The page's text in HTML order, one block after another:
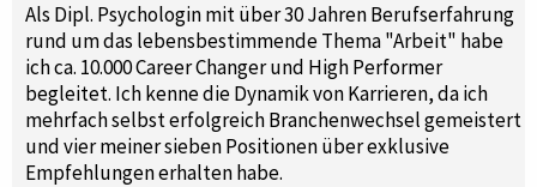
Als Dipl. Psychologin mit über 30 Jahren Berufserfahrung
rund um das lebensbestimmende Thema "Arbeit" habe
ich ca. 10.000 Career Changer und High Performer
begleitet. Ich kenne die Dynamik von Karrieren, da ich
mehrfach selbst erfolgreich Branchenwechsel gemeistert
und vier meiner sieben Positionen über exklusive
Empfehlungen erhalten habe.